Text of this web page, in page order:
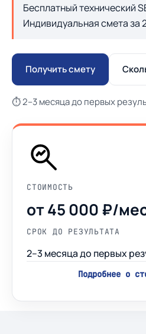
Бесплатный технический
Индивидуальная смета за
Получить смету
⏱ 2–3 месяца до первых
СТОИМОСТЬ
от 45 000 ₽/
СРОК ДО РЕЗУЛЬТАТА
2–3 месяца до первых
Подробнее о